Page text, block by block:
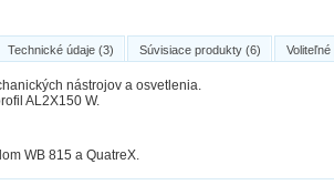
Technické údaje (3) Súvisiace produkty (6)
nástrojov a osvetlenia.
AL2X150 W.
WB 815 a QuatreX.